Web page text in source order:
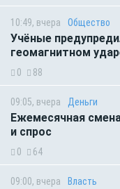
10:49, вчера Общество
Учёные
геомагнитном
0 88
09:05, вчера Деньги
Ежемесячная
и спрос
0 64
09:00, вчера Власть